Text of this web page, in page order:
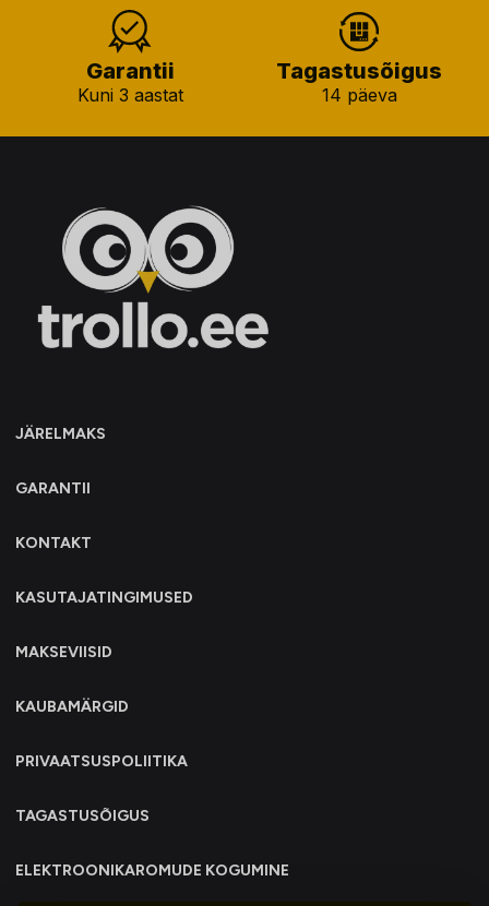
Garantii
Kuni 3 aastat
Tagastusõigus
14 päeva
JÄRELMAKS
GARANTII
KONTAKT
KASUTAJATINGIMUSED
MAKSEVIISID
KAUBAMÄRGID
PRIVAATSUSPOLIITIKA
TAGASTUSÕIGUS
ELEKTROONIKAROMUDE KOGUMINE